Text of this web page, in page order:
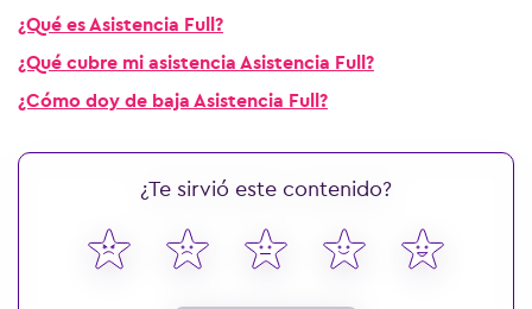
¿Qué es Asistencia Full?
¿Qué cubre mi asistencia Asistencia Full?
¿Cómo doy de baja Asistencia Full?
¿Te sirvió este contenido?